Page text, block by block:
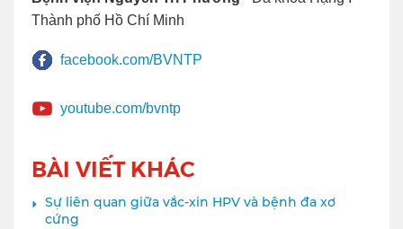
Thành phố Hồ Chí Minh
facebook.com/BVNTP
youtube.com/bvntp
BÀI VIẾT KHÁC
Sự liên quan giữa vắc-xin HPV và bệnh đa xơ
cứng